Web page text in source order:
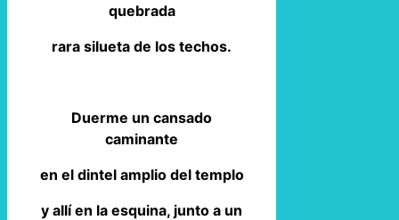
quebrada
rara silueta de los techos.
Duerme un cansado
caminante
en el dintel amplio del templo
y allí en la esquina, junto a un